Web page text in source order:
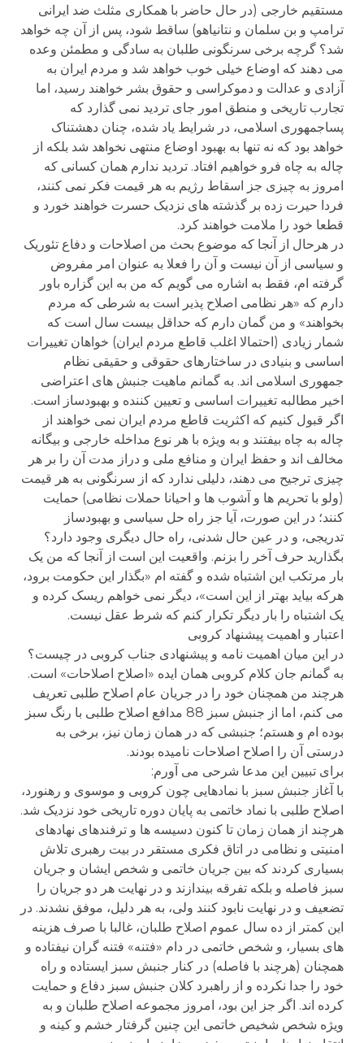
مستقیم خارجی (در حال حاضر با همکاری مثلث ضد ایرانی
ترامپ و بن سلمان و نتانیاهو) ساقط شود، پس از آن چه خواهد
شد؟ گرچه برخی سرنگونی طلبان به سادگی و مطمئن وعده
می دهند که اوضاع خیلی خوب خواهد شد و مردم ایران به
آزادی و عدالت و دموکراسی و حقوق بشر خواهند رسید، اما
تجارب تاریخی و منطق امور جای تردید نمی گذارد که
پساجمهوری اسلامی، در شرایط یاد شده، چنان دهشتناک
خواهد بود که نه تنها به بهبود اوضاع منتهی نخواهد شد بلکه از
چاله به چاه فرو خواهیم افتاد. تردید ندارم همان کسانی که
امروز به چیزی جز اسقاط رژیم به هر قیمت فکر نمی کنند،
فردا حیرت زده بر گذشته های نزدیک حسرت خواهند خورد و
قطعا خود را ملامت خواهند کرد.
در هرحال از آنجا که موضوع بحث من اصلاحات و دفاع تئوریک
و سیاسی از آن نیست و آن را فعلا به عنوان امر مفروض
گرفته ام، فقط به اشاره می گویم که من به این گزاره باور
دارم که «هر نظامی اصلاح پذیر است به شرطی که مردم
بخواهند» و من گمان دارم که حداقل بیست سال است که
شمار زیادی (احتمالا اغلب قاطع مردم ایران) خواهان تغییرات
اساسی و بنیادی در ساختارهای حقوقی و حقیقی نظام
جمهوری اسلامی اند. به گمانم ماهیت جنبش های اعتراضی
اخیر مطالبه تغییرات اساسی و تعیین کننده و بهبودساز است.
اگر قبول کنیم که اکثریت قاطع مردم ایران نمی خواهند از
چاله به چاه بیفتند و به ویژه با هر نوع مداخله خارجی و بیگانه
مخالف اند و حفظ ایران و منافع ملی و دراز مدت آن را بر هر
چیزی ترجیح می دهند، دلیلی ندارد که از سرنگونی به هر قیمت
(ولو با تحریم ها و آشوب ها و احیانا حملات نظامی) حمایت
کنند؛ در این صورت، آیا جز راه حل سیاسی و بهبودساز
تدریجی، و در عین حال شدنی، راه حال دیگری وجود دارد؟
بگذارید حرف آخر را بزنم. واقعیت این است از آنجا که من یک
بار مرتکب این اشتباه شده و گفته ام «بگذار این حکومت برود،
هرکه بیاید بهتر از این است»، دیگر نمی خواهم ریسک کرده و
یک اشتباه را بار دیگر تکرار کنم که شرط عقل نیست.
اعتبار و اهمیت پیشنهاد کروبی
در این میان اهمیت نامه و پیشنهادی جناب کروبی در چیست؟
به گمانم جان کلام کروبی همان ایده «اصلاح اصلاحات» است.
هرچند من همچنان خود را در جریان عام اصلاح طلبی تعریف
می کنم، اما از جنبش سبز 88 مدافع اصلاح طلبی با رنگ سبز
بوده ام و هستم؛ جنبشی که در همان زمان نیز، برخی به
درستی آن را اصلاح اصلاحات نامیده بودند.
برای تبیین این مدعا شرحی می آورم:
با آغاز جنبش سبز با نمادهایی چون کروبی و موسوی و رهنورد،
اصلاح طلبی با نماد خاتمی به پایان دوره تاریخی خود نزدیک شد.
هرچند از همان زمان تا کنون دسیسه ها و ترفندهای نهادهای
امنیتی و نظامی در اتاق فکری مستقر در بیت رهبری تلاش
بسیاری کردند که بین جریان خاتمی و شخص ایشان و جریان
سبز فاصله و بلکه تفرقه بیندازند و در نهایت هر دو جریان را
تضعیف و در نهایت نابود کنند ولی، به هر دلیل، موفق نشدند. در
این کمتر از ده سال عموم اصلاح طلبان، غالبا با صرف هزینه
های بسیار، و شخص خاتمی در دام «فتنه» فتنه گران نیفتاده و
همچنان (هرچند با فاصله) در کنار جنبش سبز ایستاده و راه
خود را جدا نکرده و از راهبرد کلان جنبش سبز دفاع و حمایت
کرده اند. اگر جز این بود، امروز مجموعه اصلاح طلبان و به
ویژه شخص شخیص خاتمی این چنین گرفتار خشم و کینه و